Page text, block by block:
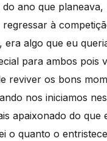
ano que planeava,
à
era algo que eu
para ambos pois
reviver os bons
nos iniciamos
apaixonado do que
o quanto o